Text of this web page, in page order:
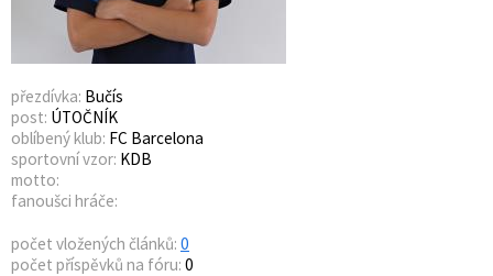
přezdívka: Bučís
post: ÚTOČNÍK
oblíbený klub: FC Barcelona
sportovní vzor: KDB
motto:
fanoušci hráče:
počet vložených článků: 0
počet příspěvků na fóru: 0